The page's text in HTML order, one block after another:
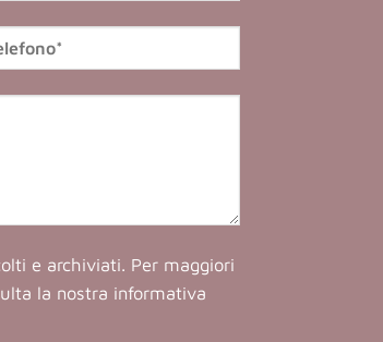
e archiviati. Per maggiori
la nostra informativa